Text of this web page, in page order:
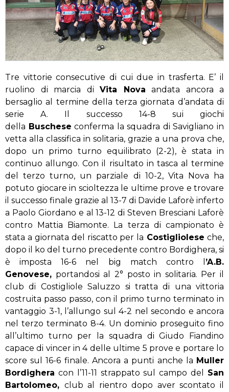
Tre vittorie consecutive di cui due in trasferta. E’ il
ruolino di marcia di Vita Nova andata ancora a
bersaglio al termine della terza giornata d’andata di
serie A. Il successo 14-8 sui giochi
della Buschese conferma la squadra di Savigliano in
vetta alla classifica in solitaria, grazie a una prova che,
dopo un primo turno equilibrato (2-2), è stata in
continuo allungo. Con il risultato in tasca al termine
del terzo turno, un parziale di 10-2, Vita Nova ha
potuto giocare in scioltezza le ultime prove e trovare
il successo finale grazie al 13-7 di Davide Laforè inferto
a Paolo Giordano e al 13-12 di Steven Bresciani Laforè
contro Mattia Biamonte. La terza di campionato è
stata a giornata del riscatto per la Costigliolese che,
dopo il ko del turno precedente contro Bordighera, si
è imposta 16-6 nel big match contro l ’A.B.
Genovese, portandosi al 2° posto in solitaria. Per il
club di Costigliole Saluzzo si tratta di una vittoria
costruita passo passo, con il primo turno terminato in
vantaggio 3-1, l’allungo sul 4-2 nel secondo e ancora
nel terzo terminato 8-4. Un dominio proseguito fino
all’ultimo turno per la squadra di Giudo Fiandino
capace di vincer in 4 delle ultime 5 prove e portare lo
score sul 16-6 finale. Ancora a punti anche la Muller
Bordighera con l’11-11 strappato sul campo del San
Bartolomeo, club al rientro dopo aver scontato il